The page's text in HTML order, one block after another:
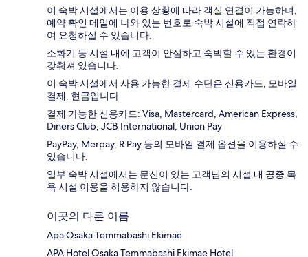
이 숙박 시설에서는 이용 상황에 따라 객실 연결이 가능하며,
예약 확인 메일에 나와 있는 번호로 숙박 시설에 직접 연락하
여 요청하실 수 있습니다.
소화기 등 시설 내에 고객이 안심하고 숙박할 수 있는 환경이
갖춰져 있습니다.
이 숙박 시설에서 사용 가능한 결제 수단은 신용카드, 모바일
결제, 현금입니다.
결제 가능한 신용카드: Visa, Mastercard, American Express,
Diners Club, JCB International, Union Pay
PayPay, Merpay, R Pay 등의 모바일 결제 옵션을 이용하실 수
있습니다.
일부 숙박 시설에서는 문신이 있는 고객님의 시설 내 공중 목
욕 시설 이용을 허용하지 않습니다.
이곳의 다른 이름
Apa Osaka Temmabashi Ekimae
APA Hotel Osaka Temmabashi Ekimae Hotel